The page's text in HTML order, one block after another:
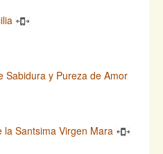
Sabidura y Pureza de Amor
Santsima Virgen Mara